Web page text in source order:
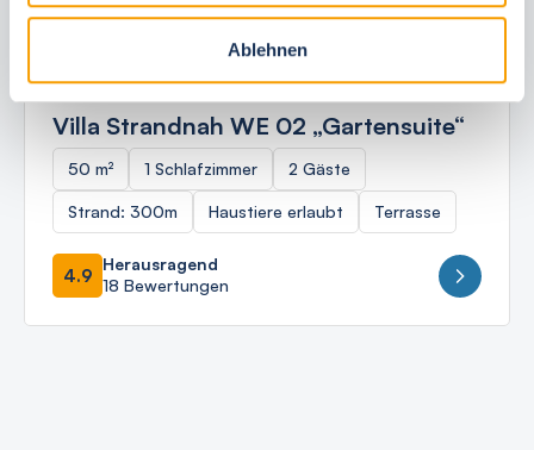
Ablehnen
Ostseebad Börgerende
Villa Strandnah WE 02 „Gartensuite“
50 m² 1 Schlafzimmer 2 Gäste
Strand: 300m Haustiere erlaubt Terrasse
4.9
Herausragend
18 Bewertungen